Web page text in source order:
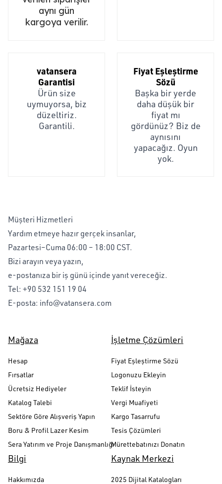
aynı gün
kargoya verilir.
vatansera
Garantisi
Ürün size
uymuyorsa, biz
düzeltiriz.
Garantili.
Fiyat Eşleştirme
Sözü
Başka bir yerde
daha düşük bir
fiyat mı
gördünüz? Biz de
aynısını
yapacağız. Oyun
yok.
Müşteri Hizmetleri
Yardım etmeye hazır gerçek insanlar,
Pazartesi–Cuma 06:00 – 18:00 CST.
Bizi arayın veya yazın,
e-postanıza bir iş günü içinde yanıt vereceğiz.
Tel: +90 532 151 19 04
E-posta: info@vatansera.com
Mağaza
Hesap
Fırsatlar
Ücretsiz Hediyeler
Katalog Talebi
Sektöre Göre Alışveriş Yapın
Boru & Profil Lazer Kesim
Sera Yatırım ve Proje Danışmanlığı
İşletme Çözümleri
Fiyat Eşleştirme Sözü
Logonuzu Ekleyin
Teklif İsteyin
Vergi Muafiyeti
Kargo Tasarrufu
Tesis Çözümleri
Mürettebatınızı Donatın
Bilgi
Hakkımızda
Kaynak Merkezi
2025 Dijital Katalogları